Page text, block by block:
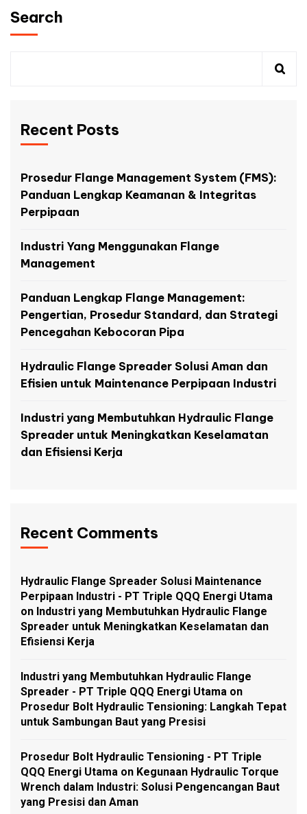
Search
Recent Posts
Prosedur Flange Management System (FMS):
Panduan Lengkap Keamanan & Integritas
Perpipaan
Industri Yang Menggunakan Flange
Management
Panduan Lengkap Flange Management:
Pengertian, Prosedur Standard, dan Strategi
Pencegahan Kebocoran Pipa
Hydraulic Flange Spreader Solusi Aman dan
Efisien untuk Maintenance Perpipaan Industri
Industri yang Membutuhkan Hydraulic Flange
Spreader untuk Meningkatkan Keselamatan
dan Efisiensi Kerja
Recent Comments
Hydraulic Flange Spreader Solusi Maintenance
Perpipaan Industri - PT Triple QQQ Energi Utama
on Industri yang Membutuhkan Hydraulic Flange
Spreader untuk Meningkatkan Keselamatan dan
Efisiensi Kerja
Industri yang Membutuhkan Hydraulic Flange
Spreader - PT Triple QQQ Energi Utama on
Prosedur Bolt Hydraulic Tensioning: Langkah Tepat
untuk Sambungan Baut yang Presisi
Prosedur Bolt Hydraulic Tensioning - PT Triple
QQQ Energi Utama on Kegunaan Hydraulic Torque
Wrench dalam Industri: Solusi Pengencangan Baut
yang Presisi dan Aman